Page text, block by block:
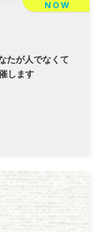
NOW
たが人でなくて
します